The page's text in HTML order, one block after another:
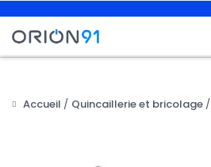
Accueil Quincaillerie et bricolage